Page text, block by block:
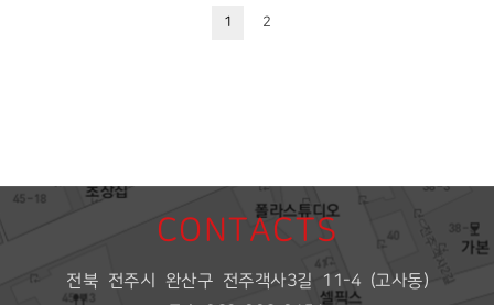
1 2
CONTACTS
전북 전주시 완산구 전주객사3길 11-4 (고사동)